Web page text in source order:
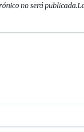
no será publicada.